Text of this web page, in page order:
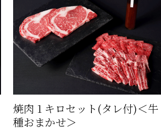
焼肉 1 キロセット(タレ付)＜牛
種おまかせ＞